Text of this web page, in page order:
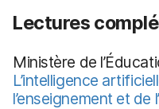
Lectures
Ministère de
L’intelligence
l’enseignement et de